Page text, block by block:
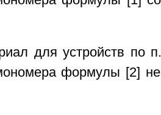
для устройств по
формулы [2]